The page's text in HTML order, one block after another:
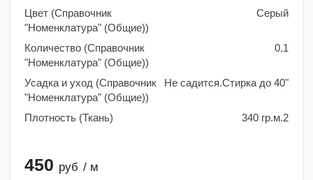
Цвет (Справочник
"Номенклатура" (Общие))
Серый
Количество (Справочник
"Номенклатура" (Общие))
0,1
Усадка и уход (Справочник
"Номенклатура" (Общие))
Не садится.Стирка до 40"
Плотность (Ткань) 340 гр.м.2
450 руб / м